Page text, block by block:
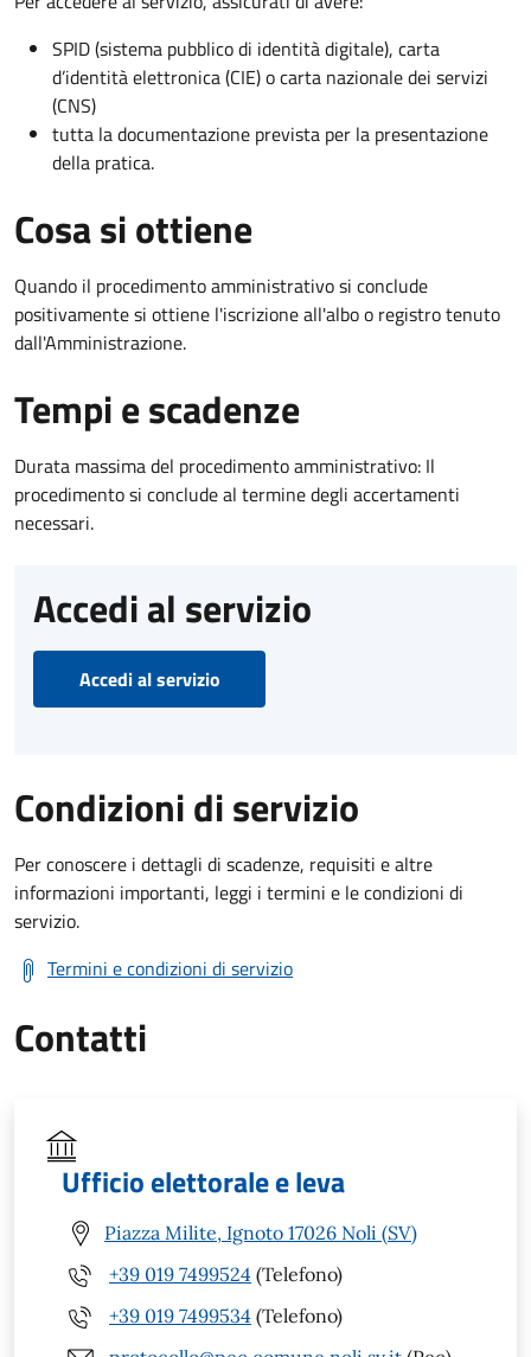
SPID (sistema pubblico di identità digitale), carta
d’identità elettronica (CIE) o carta nazionale dei servizi
(CNS)
tutta la documentazione prevista per la presentazione
della pratica.
Cosa si ottiene
Quando il procedimento amministrativo si conclude
positivamente si ottiene l'iscrizione all'albo o registro tenuto
dall'Amministrazione.
Tempi e scadenze
Durata massima del procedimento amministrativo: Il
procedimento si conclude al termine degli accertamenti
necessari.
Accedi al servizio
Accedi al servizio
Condizioni di servizio
Per conoscere i dettagli di scadenze, requisiti e altre
informazioni importanti, leggi i termini e le condizioni di
servizio.
Termini e condizioni di servizio
Contatti
Ufficio elettorale e leva
Piazza Milite, Ignoto 17026 Noli (SV)
+39 019 7499524 (Telefono)
+39 019 7499534 (Telefono)